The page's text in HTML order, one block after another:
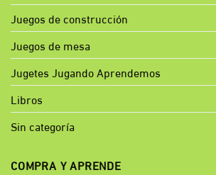
Juegos de construcción
Juegos de mesa
Jugetes Jugando Aprendemos
Libros
Sin categoría
COMPRA Y APRENDE